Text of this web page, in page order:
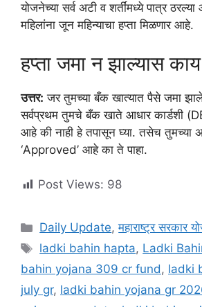
योजनेच्या सर्व अटी व शर्तींमध्ये पात्र
महिलांना जून महिन्याचा हप्ता मिळणार आहे.
हप्ता जमा न झाल्यास
उत्तर: जर तुमच्या बँक खात्यात पैसे जमा
सर्वप्रथम तुमचे बँक खाते आधार कार्डशी
आहे की नाही हे तपासून घ्या. तसेच तुमच्या
‘Approved’ आहे का ते पाहा.
Post Views: 98
Categories
Daily Update,महाराष्ट्र सरकार
Tags
ladki bahin hapta, Ladki
bahin yojana 309 cr fund, ladki
july gr, ladki bahin yojana gr